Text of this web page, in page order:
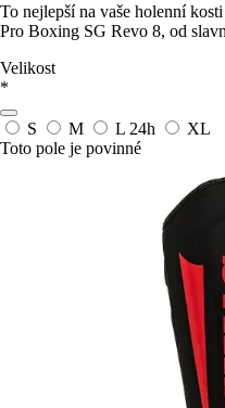
To nejlepší na vaše holenní
Pro Boxing SG Revo 8, od
Velikost
*
S M L 24h
XL
Toto pole je povinné